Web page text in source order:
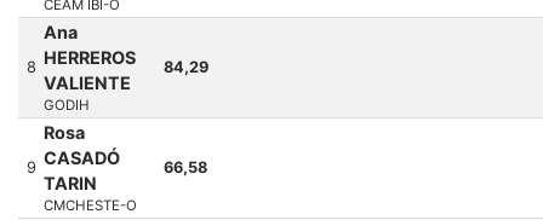
CEAM IBI-O
8
Ana
HERREROS
VALIENTE
GODIH
84,29
9
Rosa
CASADÓ
TARIN
CMCHESTE-O
66,58